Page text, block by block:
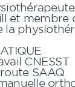
et membre
la
CNESST
SAAQ